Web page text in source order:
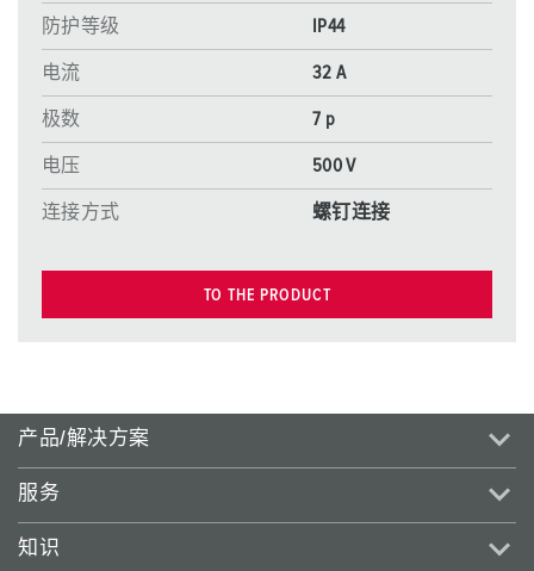
防护等级
IP44
电流 32 A
极数 7 p
电压 500 V
连接方式 螺钉连接
TO THE PRODUCT
产品/解决方案
服务
知识